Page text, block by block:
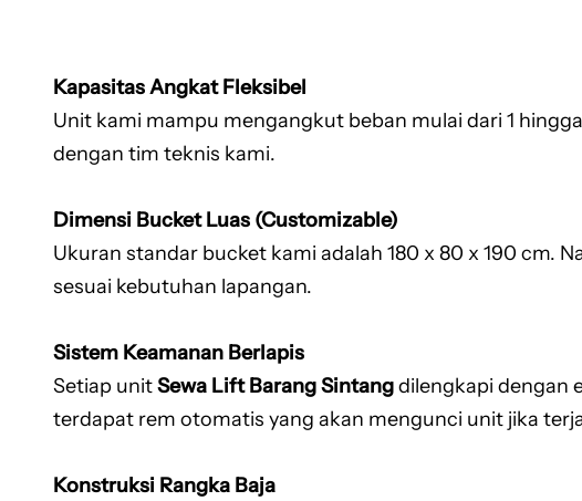
Kapasitas Angkat Fleksibel
Unit kami mampu mengangkut beban mulai dari 1
dengan tim teknis kami.
Dimensi Bucket Luas (Customizable)
Ukuran standar bucket kami adalah 180 x 80 x 190 cm.
sesuai kebutuhan lapangan.
Sistem Keamanan Berlapis
Setiap unitSewa Lift Barang Sintangdilengkapi dengan
terdapat rem otomatis yang akan mengunci unit jika
Konstruksi Rangka Baja